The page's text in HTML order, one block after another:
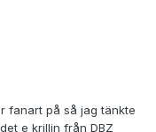
fanart på så jag tänkte
e krillin från DBZ